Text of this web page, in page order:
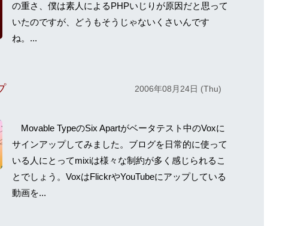
の重さ、僕は素人によるPHPいじりが原因だと思って
いたのですが、どうもそうじゃないくさいんです
ね。...
2006年08月24日 (Thu)
Movable TypeのSix Apartがベータテスト中のVoxに
サインアップしてみました。ブログを日常的に使って
いる人にとってmixiは様々な制約が多く感じられるこ
とでしょう。VoxはFlickrやYouTubeにアップしている
動画を...